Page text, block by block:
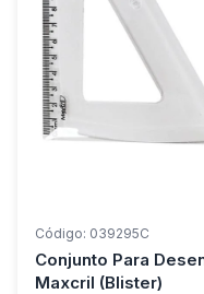
Código: 039295C
Conjunto Para
Maxcril (Blister)